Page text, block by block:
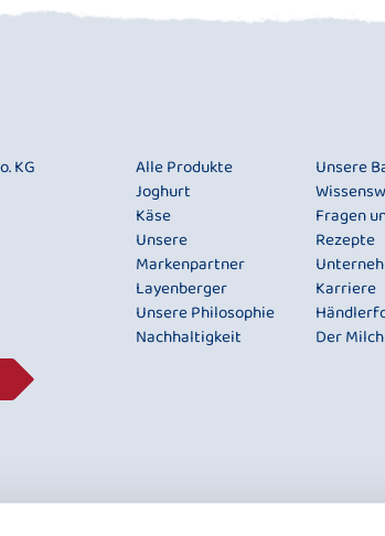
KG
Alle Produkte
Joghurt
Käse
Unsere
Markenpartner
Layenberger
Unsere Philosophie
Nachhaltigkeit
Unsere
Fragen
Rezepte
Karriere
Der